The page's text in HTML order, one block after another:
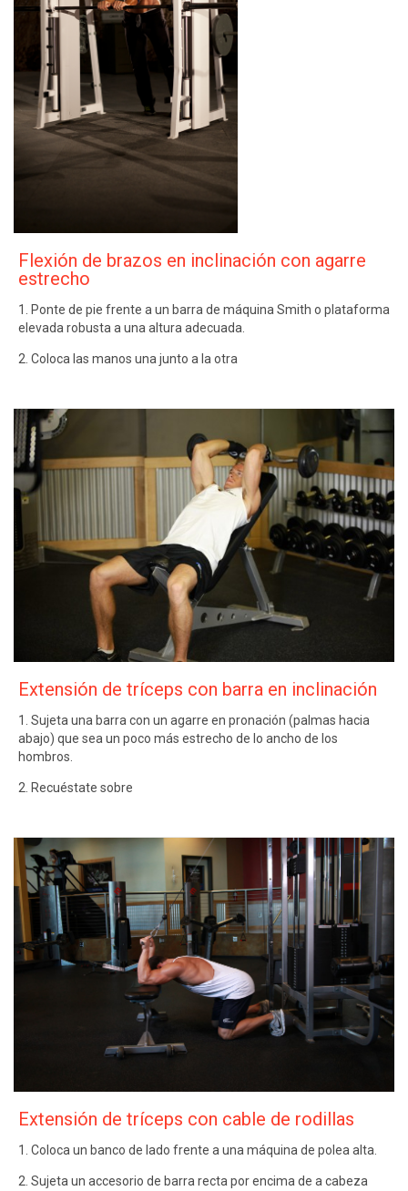
Flexión de brazos en inclinación con agarre
estrecho
1. Ponte de pie frente a un barra de máquina Smith o plataforma
elevada robusta a una altura adecuada.
2. Coloca las manos una junto a la otra
Extensión de tríceps con barra en inclinación
1. Sujeta una barra con un agarre en pronación (palmas hacia
abajo) que sea un poco más estrecho de lo ancho de los
hombros.
2. Recuéstate sobre
Extensión de tríceps con cable de rodillas
1. Coloca un banco de lado frente a una máquina de polea alta.
2. Sujeta un accesorio de barra recta por encima de a cabeza